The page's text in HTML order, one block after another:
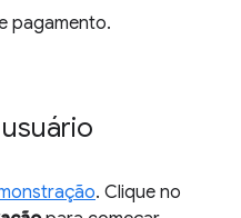
pagamento.
. Clique no